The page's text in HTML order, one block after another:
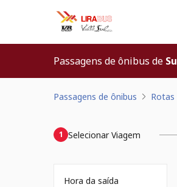
Passagens de ônibus de
Passagens de ônibus Rotas
1 Selecionar Viagem
Hora da saída